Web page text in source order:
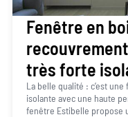
Fenêtre en
très forte
La belle qualité : c’est
isolante avec une haute
fenêtre Estibelle propose